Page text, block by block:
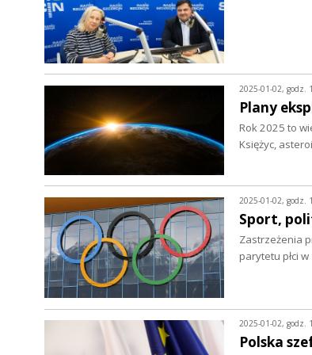
2025-01-02, godz.
Plany
Rok 2025 to
Księżyc,
2025-01-02, godz.
Sport,
Zastrzeżenia
parytetu płci
2025-01-02, godz.
Polska